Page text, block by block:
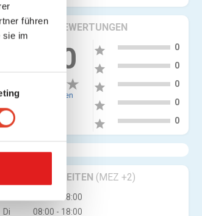
führen
sie im
KRITIKEN & BEWERTUNGEN
0.00
0 Bewertungen
star 0
star 0
star 0
star 0
star 0
GESCHÄFTSZEITEN (MEZ +2)
08:00 - 18:00
Di
08:00 - 18:00